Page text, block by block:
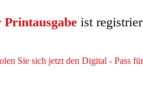
Printausgabe ist
Sie sich jetzt den Digital - Pass